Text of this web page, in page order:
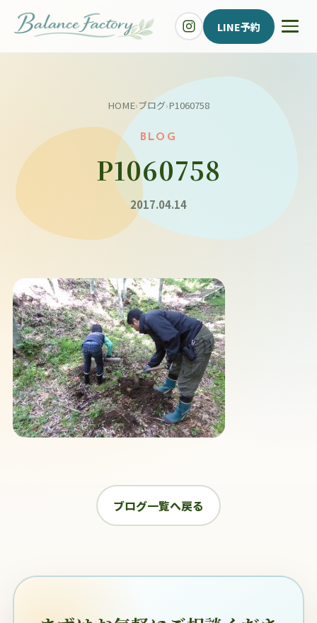
LINE予約
HOME›ブログ›P1060758
BLOG
P1060758
2017.04.14
ブログ一覧へ戻る